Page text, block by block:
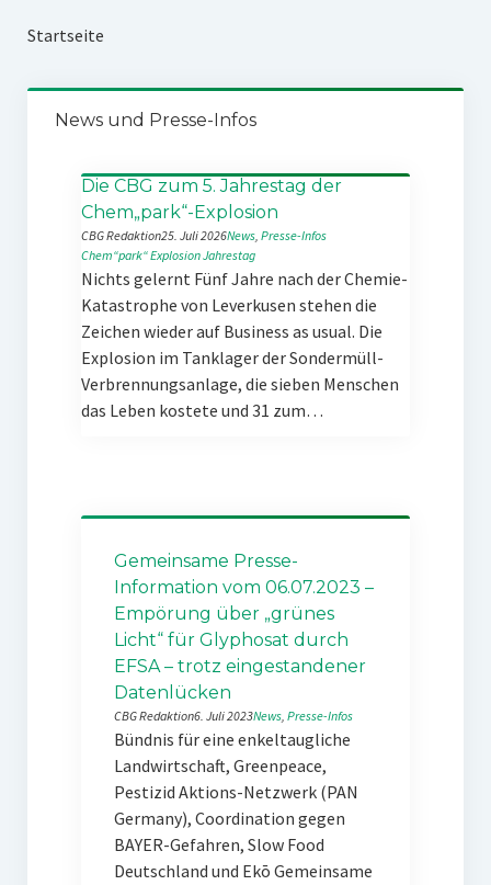
Startseite
News und Presse-Infos
Die CBG zum 5. Jahrestag der
Chem„park“-Explosion
CBG Redaktion25. Juli 2026News, Presse-Infos
Chem“park“ExplosionJahrestag
Nichts gelernt Fünf Jahre nach der Chemie-
Katastrophe von Leverkusen stehen die
Zeichen wieder auf Business as usual. Die
Explosion im Tanklager der Sondermüll-
Verbrennungsanlage, die sieben Menschen
das Leben kostete und 31 zum…
Gemeinsame Presse-
Information vom 06.07.2023 –
Empörung über „grünes
Licht“ für Glyphosat durch
EFSA – trotz eingestandener
Datenlücken
CBG Redaktion6. Juli 2023News, Presse-Infos
Bündnis für eine enkeltaugliche
Landwirtschaft, Greenpeace,
Pestizid Aktions-Netzwerk (PAN
Germany), Coordination gegen
BAYER-Gefahren, Slow Food
Deutschland und Ekō Gemeinsame